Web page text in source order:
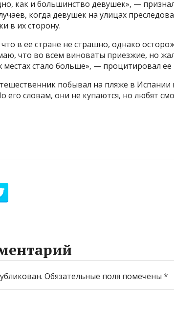
как и большинство девушек», —
когда девушек на улицах
в их сторону.
в ее стране не страшно, однако
что во всем виноваты приезжие, но
стало больше», — процитировал ее
побывал на пляже в Испании
его словам, они не купаются, но любят
Обязательные поля помечены *